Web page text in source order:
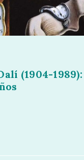
(1904-